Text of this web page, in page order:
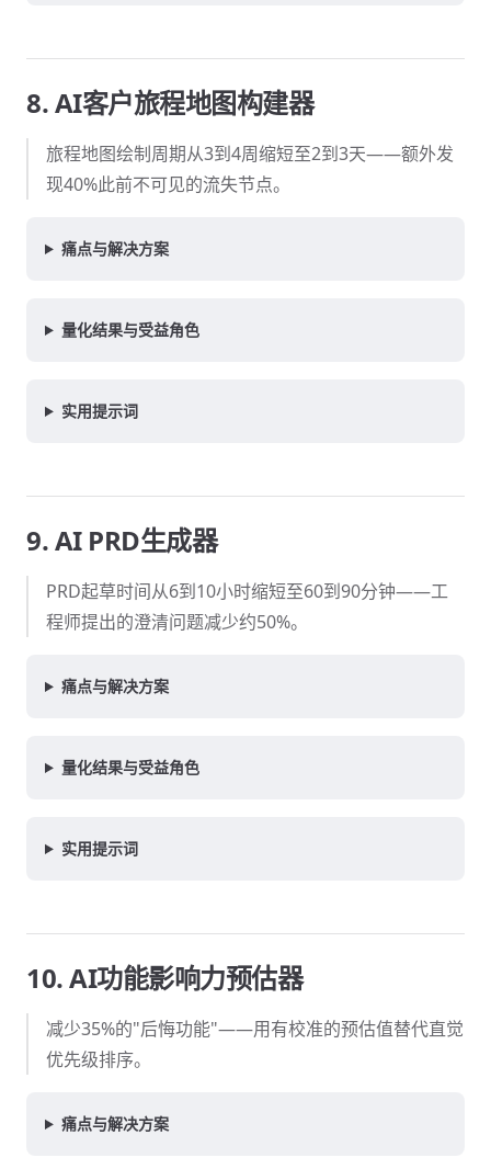
8. AI客户旅程地图构建器
旅程地图绘制周期从3到4周缩短至2到3天——额外发
现40%此前不可见的流失节点。
痛点与解决方案
量化结果与受益角色
实用提示词
9. AI PRD生成器
PRD起草时间从6到10小时缩短至60到90分钟——工
程师提出的澄清问题减少约50%。
痛点与解决方案
量化结果与受益角色
实用提示词
10. AI功能影响力预估器
减少35%的"后悔功能"——用有校准的预估值替代直觉
优先级排序。
痛点与解决方案